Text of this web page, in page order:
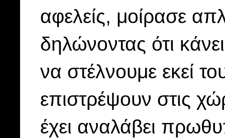
αφελείς, μοίρασε
δηλώνοντας ότι
να στέλνουμε εκεί
επιστρέψουν στις
έχει αναλάβει